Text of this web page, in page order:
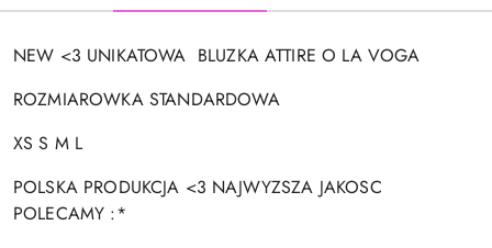
NEW <3 UNIKATOWA BLUZKA ATTIRE O LA VOGA
ROZMIAROWKA STANDARDOWA
XS S M L
POLSKA PRODUKCJA <3 NAJWYZSZA JAKOSC
POLECAMY :*